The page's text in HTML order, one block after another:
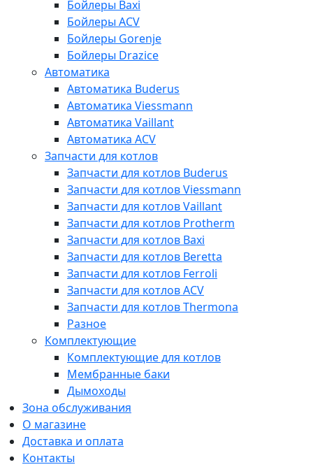
Бойлеры Baxi
Бойлеры ACV
Бойлеры Gorenje
Бойлеры Drazice
Автоматика
Автоматика Buderus
Автоматика Viessmann
Автоматика Vaillant
Автоматика ACV
Запчасти для котлов
Запчасти для котлов Buderus
Запчасти для котлов Viessmann
Запчасти для котлов Vaillant
Запчасти для котлов Protherm
Запчасти для котлов Baxi
Запчасти для котлов Beretta
Запчасти для котлов Ferroli
Запчасти для котлов ACV
Запчасти для котлов Thermona
Разное
Комплектующие
Комплектующие для котлов
Мембранные баки
Дымоходы
Зона обслуживания
О магазине
Доставка и оплата
Контакты